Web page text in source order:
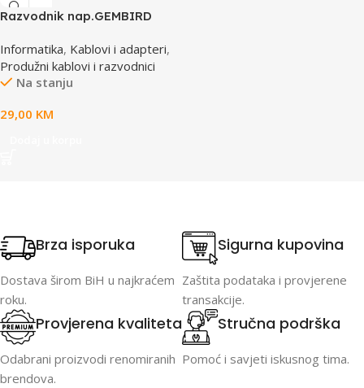
Razvodnik nap.GEMBIRD
prekidac, 4,5m, osigurač,
prenaponska zaštita
Informatika, Kablovi i adapteri,
Produžni kablovi i razvodnici
Na stanju
29,00 KM
Brza isporuka
Dostava širom BiH u najkraćem
roku.
Sigurna kupovina
Zaštita podataka i provjerene
transakcije.
Provjerena kvaliteta
Odabrani proizvodi renomiranih
brendova.
Stručna podrška
Pomoć i savjeti iskusnog tima.